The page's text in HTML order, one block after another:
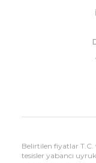
Belirtilen fiyatlar T.C.
tesisler yabancı